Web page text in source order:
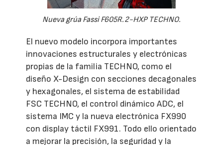
Nueva grúa Fassi F605R.2-HXP TECHNO.
El nuevo modelo incorpora importantes
innovaciones estructurales y electrónicas
propias de la familia TECHNO, como el
diseño X-Design con secciones decagonales
y hexagonales, el sistema de estabilidad
FSC TECHNO, el control dinámico ADC, el
sistema IMC y la nueva electrónica FX990
con display táctil FX991. Todo ello orientado
a mejorar la precisión, la seguridad y la